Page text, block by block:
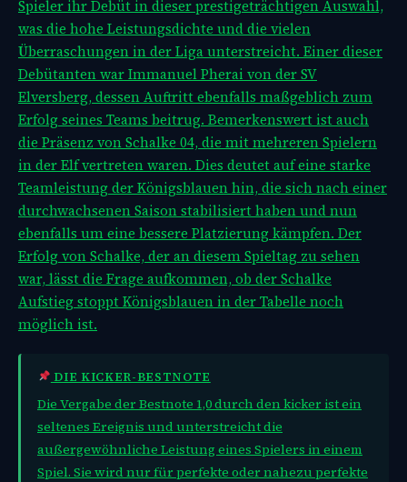
Spieler ihr Debüt in dieser prestigeträchtigen Auswahl,
was die hohe Leistungsdichte und die vielen
Überraschungen in der Liga unterstreicht. Einer dieser
Debütanten war Immanuel Pherai von der SV
Elversberg, dessen Auftritt ebenfalls maßgeblich zum
Erfolg seines Teams beitrug. Bemerkenswert ist auch
die Präsenz von Schalke 04, die mit mehreren Spielern
in der Elf vertreten waren. Dies deutet auf eine starke
Teamleistung der Königsblauen hin, die sich nach einer
durchwachsenen Saison stabilisiert haben und nun
ebenfalls um eine bessere Platzierung kämpfen. Der
Erfolg von Schalke, der an diesem Spieltag zu sehen
war, lässt die Frage aufkommen, ob derSchalke
Aufstieg stoppt Königsblauen in der Tabelle noch
möglich ist.
DIE KICKER-BESTNOTE
Die Vergabe der Bestnote 1,0 durch den kicker ist ein
seltenes Ereignis und unterstreicht die
außergewöhnliche Leistung eines Spielers in einem
Spiel. Sie wird nur für perfekte oder nahezu perfekte